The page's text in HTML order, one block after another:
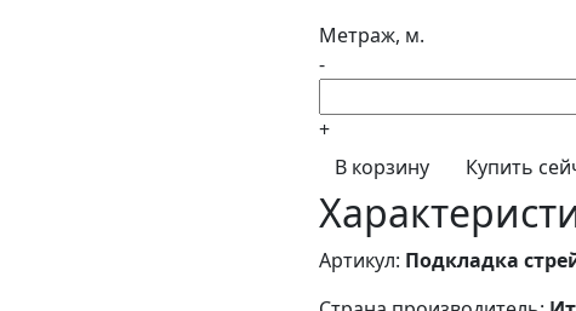
Метраж, м.
-
+
В корзину
Купить
Артикул: Подкладка